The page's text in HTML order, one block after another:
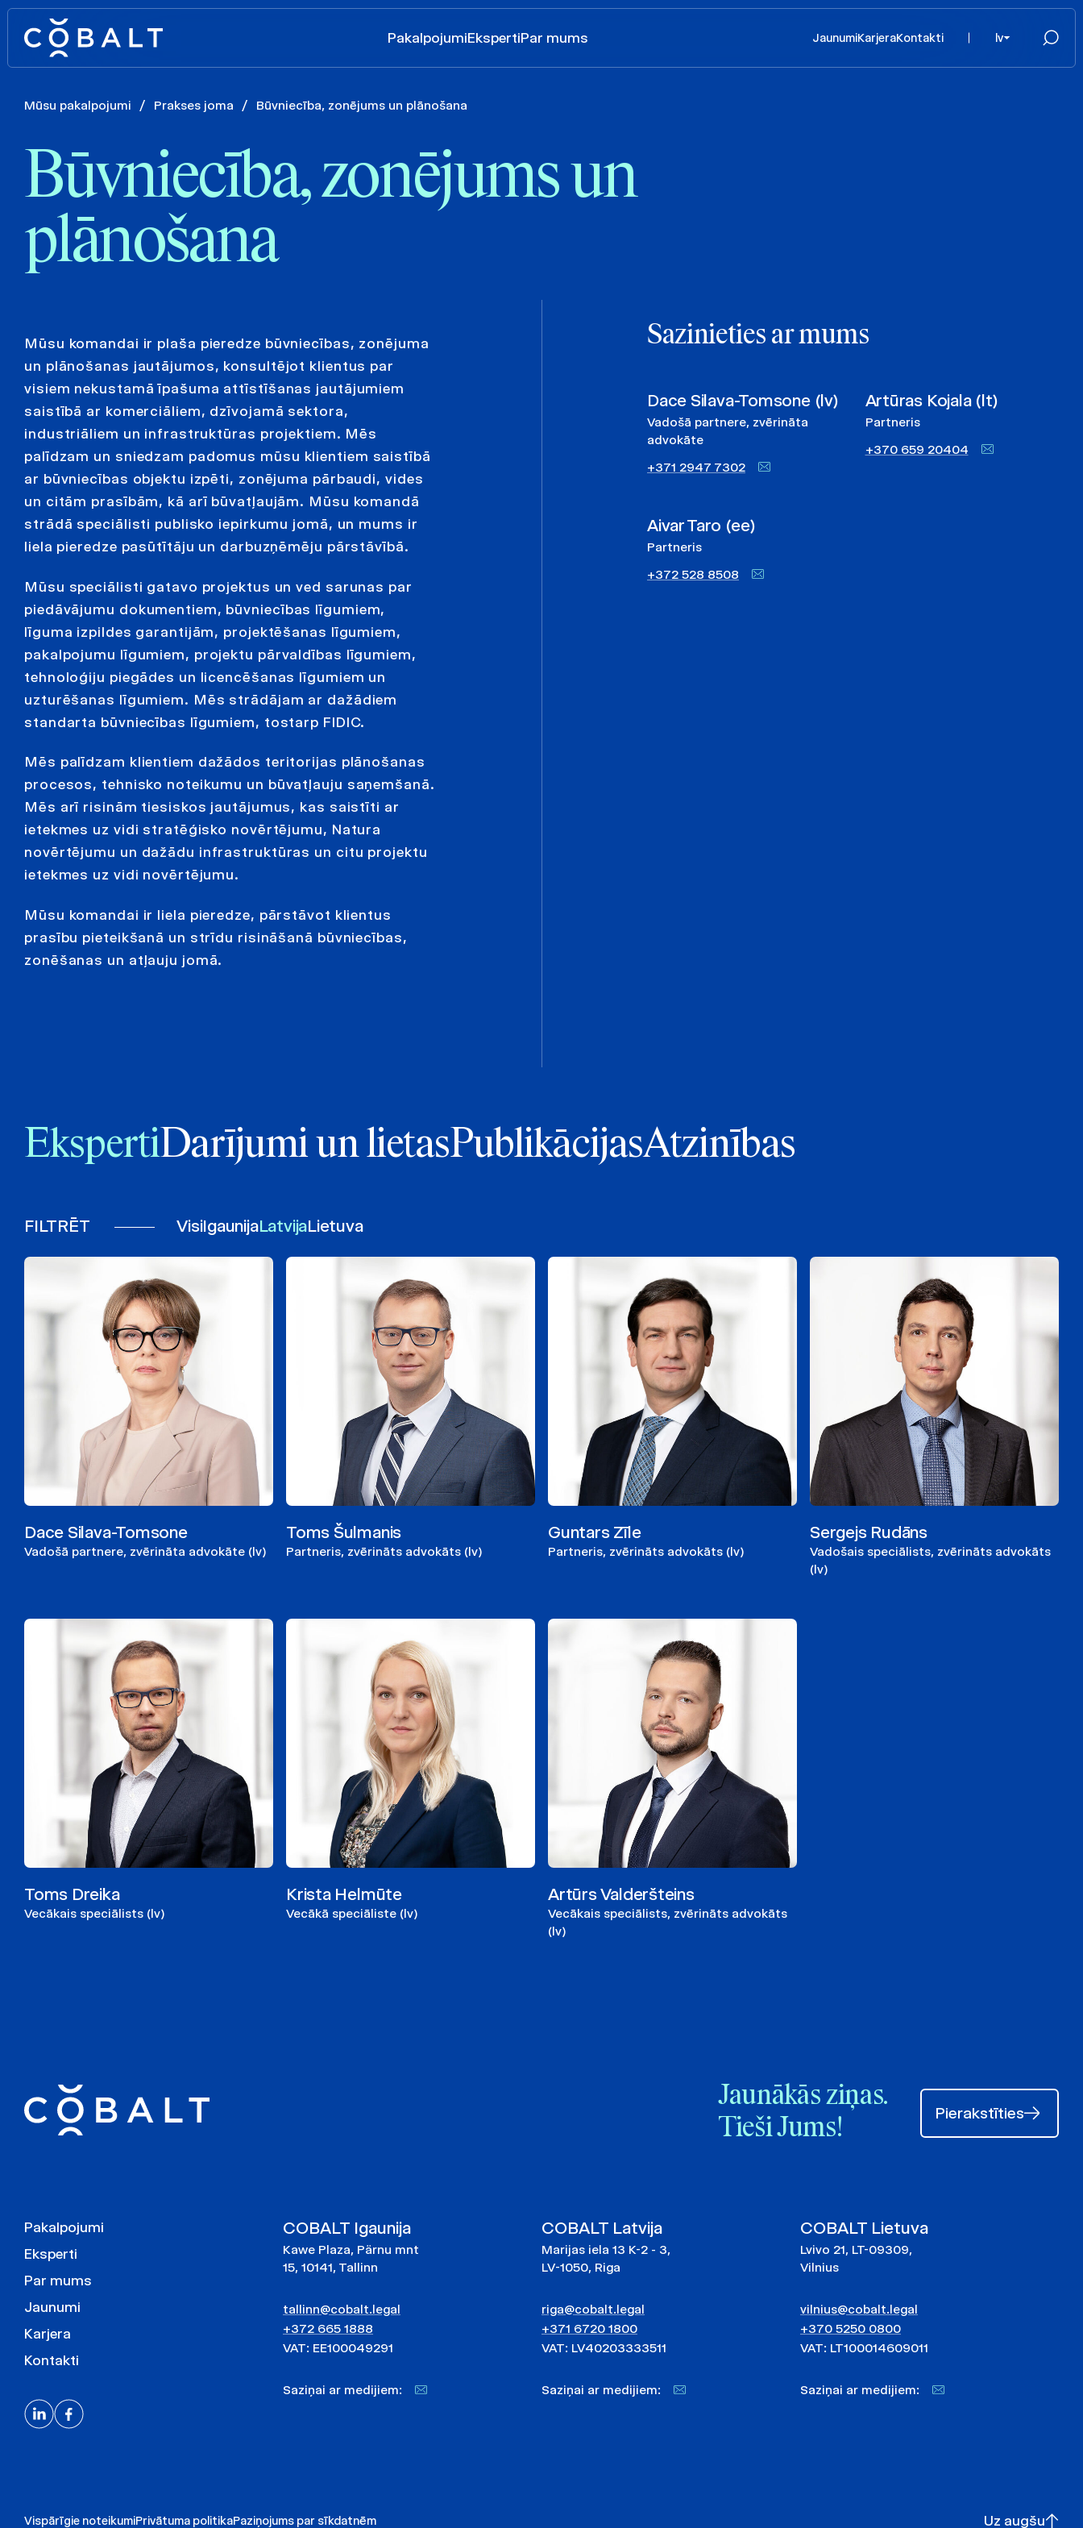
PakalpojumiEkspertiPar mums JaunumiKarjeraKontakti lv
Mūsu pakalpojumi / Prakses joma / Būvniecība, zonējums un plānošana
Būvniecība, zonējums un
plānošana
Mūsu komandai ir plaša pieredze būvniecības, zonējuma
un plānošanas jautājumos, konsultējot klientus par
visiem nekustamā īpašuma attīstīšanas jautājumiem
saistībā ar komerciāliem, dzīvojamā sektora,
industriāliem un infrastruktūras projektiem. Mēs
palīdzam un sniedzam padomus mūsu klientiem saistībā
ar būvniecības objektu izpēti, zonējuma pārbaudi, vides
un citām prasībām, kā arī būvatļaujām. Mūsu komandā
strādā speciālisti publisko iepirkumu jomā, un mums ir
liela pieredze pasūtītāju un darbuzņēmēju pārstāvībā.
Mūsu speciālisti gatavo projektus un ved sarunas par
piedāvājumu dokumentiem, būvniecības līgumiem,
līguma izpildes garantijām, projektēšanas līgumiem,
pakalpojumu līgumiem, projektu pārvaldības līgumiem,
tehnoloģiju piegādes un licencēšanas līgumiem un
uzturēšanas līgumiem. Mēs strādājam ar dažādiem
standarta būvniecības līgumiem, tostarp FIDIC.
Mēs palīdzam klientiem dažādos teritorijas plānošanas
procesos, tehnisko noteikumu un būvatļauju saņemšanā.
Mēs arī risinām tiesiskos jautājumus, kas saistīti ar
ietekmes uz vidi stratēģisko novērtējumu, Natura
novērtējumu un dažādu infrastruktūras un citu projektu
ietekmes uz vidi novērtējumu.
Mūsu komandai ir liela pieredze, pārstāvot klientus
prasību pieteikšanā un strīdu risināšanā būvniecības,
zonēšanas un atļauju jomā.
Sazinieties ar mums
Dace Silava-Tomsone (lv)
Vadošā partnere, zvērināta
advokāte
+371 2947 7302
Aivar Taro (ee)
Partneris
+372 528 8508
Artūras Kojala (lt)
Partneris
+370 659 20404
EkspertiDarījumi un lietasPublikācijasAtzinības
FILTRĒT VisiIgaunijaLatvijaLietuva
Dace Silava-Tomsone
Vadošā partnere, zvērināta advokāte (lv)
Toms Šulmanis
Partneris, zvērināts advokāts (lv)
Guntars Zīle
Partneris, zvērināts advokāts (lv)
Sergejs Rudāns
Vadošais speciālists, zvērināts advokāts
(lv)
Toms Dreika
Vecākais speciālists (lv)
Krista Helmūte
Vecākā speciāliste (lv)
Artūrs Valderšteins
Vecākais speciālists, zvērināts advokāts
(lv)
Jaunākās ziņas.
Tieši Jums!
Pierakstīties
Pakalpojumi
Eksperti
Par mums
Jaunumi
Karjera
Kontakti
COBALT Igaunija
Kawe Plaza, Pärnu mnt
15, 10141, Tallinn
tallinn@cobalt.legal
+372 665 1888
VAT: EE100049291
Saziņai ar medijiem:
COBALT Latvija
Marijas iela 13 K-2 - 3,
LV-1050, Riga
riga@cobalt.legal
+371 6720 1800
VAT: LV40203333511
Saziņai ar medijiem:
COBALT Lietuva
Lvivo 21, LT-09309,
Vilnius
vilnius@cobalt.legal
+370 5250 0800
VAT: LT100014609011
Saziņai ar medijiem:
Vispārīgie noteikumiPrivātuma politikaPaziņojums par sīkdatnēm Uz augšu